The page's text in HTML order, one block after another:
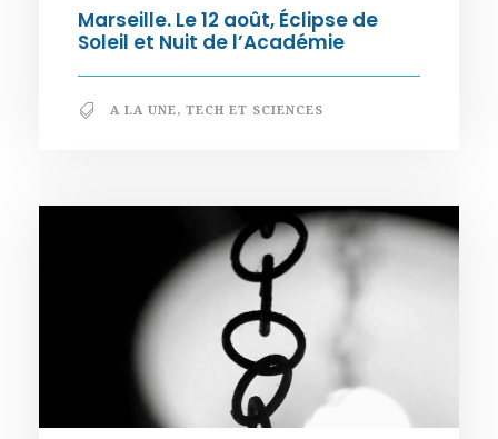
Marseille. Le 12 août, Éclipse de
Soleil et Nuit de l’Académie
A LA UNE, TECH ET SCIENCES